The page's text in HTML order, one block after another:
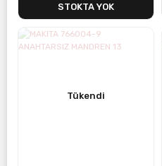
STOKTA YOK
Tükendi